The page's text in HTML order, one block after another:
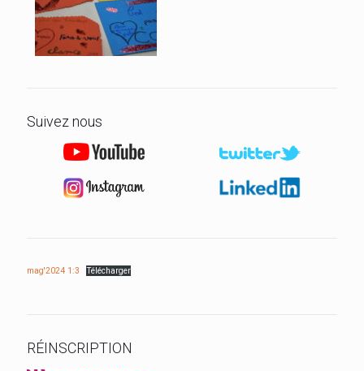
Suivez nous
mag'2024 1:3 Télécharger
RÉINSCRIPTION